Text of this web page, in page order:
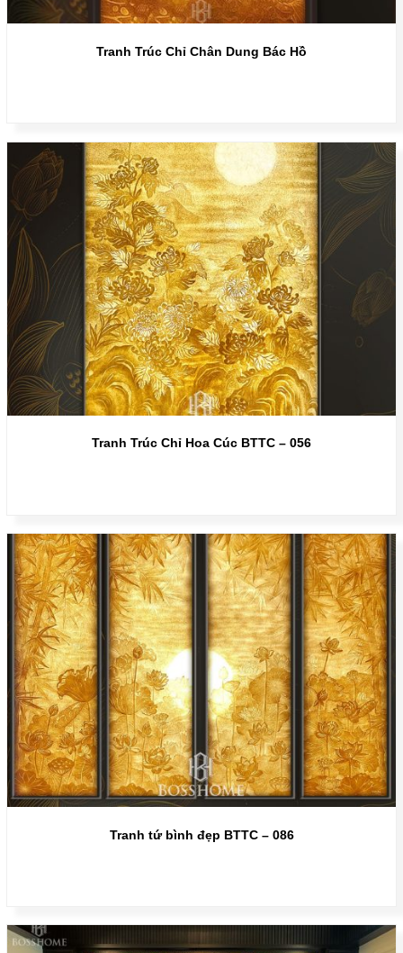
Tranh Trúc Chỉ Chân Dung Bác Hồ
Tranh Trúc Chỉ Hoa Cúc BTTC – 056
Tranh tứ bình đẹp BTTC – 086